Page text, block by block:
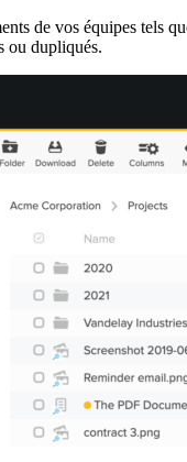
de vos équipes tels
ou dupliqués.